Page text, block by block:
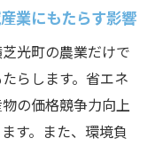
業にもたらす影響
光町の農業だけで
らします。省エネ
の価格競争力向上
す。また、環境負